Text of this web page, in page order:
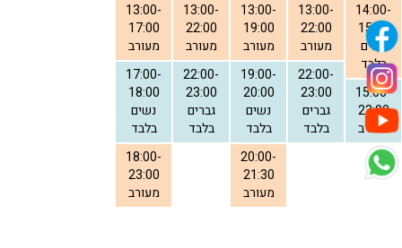
14:00-
15:00
נשים
בלבד
15:00-
23:00
מעורב
13:00-
22:00
מעורב
22:00-
23:00
גברים
בלבד
13:00-
19:00
מעורב
19:00-
20:00
נשים
בלבד
20:00-
21:30
מעורב
13:00-
22:00
מעורב
22:00-
23:00
גברים
בלבד
13:00-
17:00
מעורב
17:00-
18:00
נשים
בלבד
18:00-
23:00
מעורב